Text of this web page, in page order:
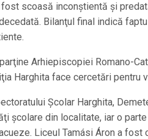
scoasă inconştientă şi
Bilanţul final indică
Arhiepiscopiei Romano-
Harghita face cercetări pentru
Şcolar Harghita,
şcolare din localitate, iar o
Liceul Tamási Áron a fost